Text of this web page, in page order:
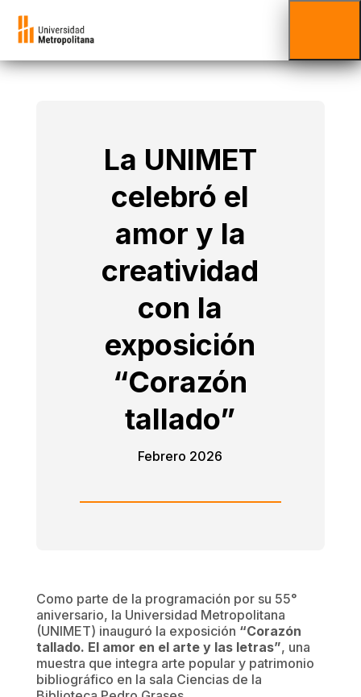
La UNIMET
celebró el
amor y la
creatividad
con la
exposición
“Corazón
tallado”
Febrero 2026
Como parte de la programación por su 55°
aniversario, la Universidad Metropolitana
(UNIMET) inauguró la exposición “Corazón
tallado. El amor en el arte y las letras”, una
muestra que integra arte popular y patrimonio
bibliográfico en la sala Ciencias de la